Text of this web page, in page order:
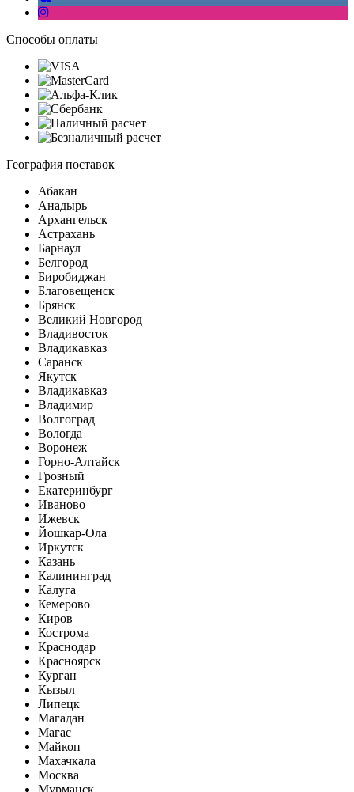
Способы оплаты
География поставок
Абакан
Анадырь
Архангельск
Астрахань
Барнаул
Белгород
Биробиджан
Благовещенск
Брянск
Великий Новгород
Владивосток
Владикавказ
Саранск
Якутск
Владикавказ
Владимир
Волгоград
Вологда
Воронеж
Горно-Алтайск
Грозный
Екатеринбург
Иваново
Ижевск
Йошкар-Ола
Иркутск
Казань
Калининград
Калуга
Кемерово
Киров
Кострома
Краснодар
Красноярск
Курган
Кызыл
Липецк
Магадан
Магас
Майкоп
Махачкала
Москва